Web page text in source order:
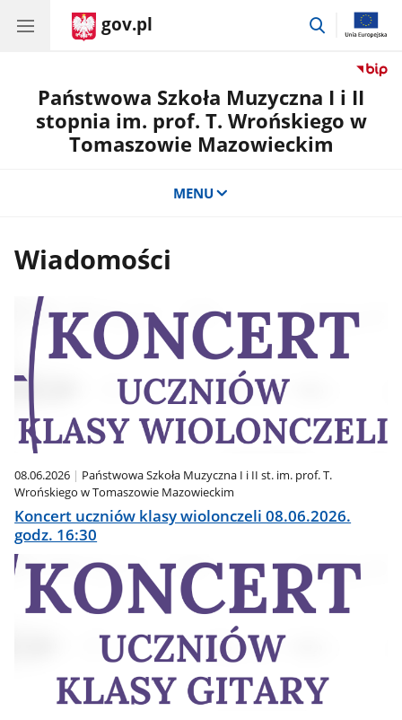
gov.pl
przejdź
Państwowa Szkoła Muzyczna I i II
stopnia im. prof. T. Wrońskiego w
Tomaszowie Mazowieckim
MENU
Wiadomości
08.06.2026
Państwowa Szkoła Muzyczna I i II st. im. prof. T.
Wrońskiego w Tomaszowie Mazowieckim
Koncert uczniów klasy wiolonczeli 08.06.2026.
godz. 16:30